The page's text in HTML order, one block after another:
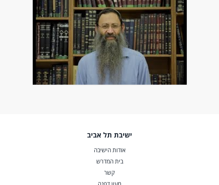
ישיבת תל אביב
אודות הישיבה
בית המדרש
קשר